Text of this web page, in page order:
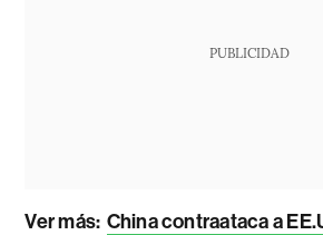
PUBLICIDAD
Ver más: China contraataca a